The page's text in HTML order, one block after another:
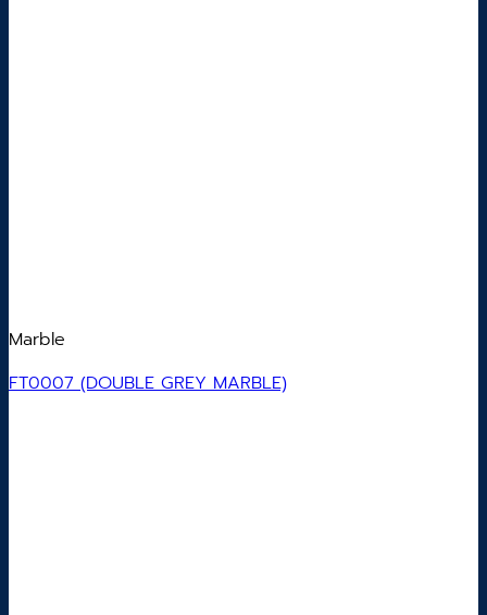
Marble
FT0007 (DOUBLE GREY MARBLE)